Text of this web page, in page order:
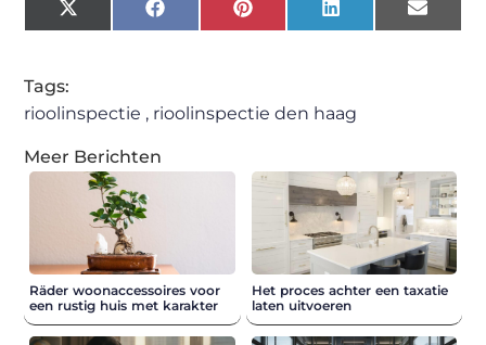
X
(Twitter)
FacebookPinterestLinkedIn Email
Tags:
rioolinspectie , rioolinspectie den haag
Meer Berichten
Räder woonaccessoires voor
een rustig huis met karakter
Het proces achter een taxatie
laten uitvoeren